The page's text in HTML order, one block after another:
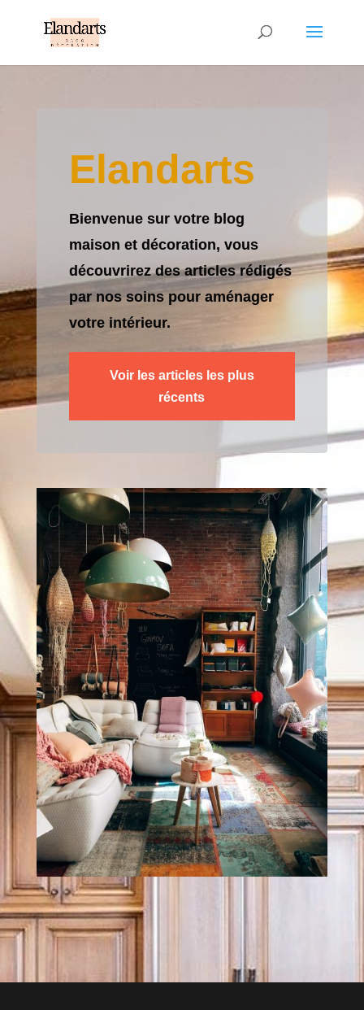
Elandarts
Bienvenue sur votre blog
maison et décoration, vous
découvrirez des articles rédigés
par nos soins pour aménager
votre intérieur.
Voir les articles les plus
récents